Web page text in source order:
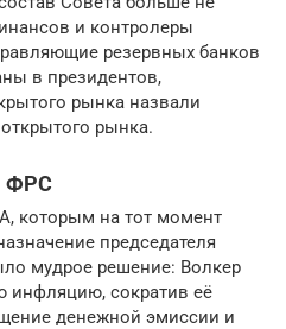
и контролеры
резервных банков
в президентов,
рынка назвали
рынка.
ФРС
которым на тот момент
председателя
мудрое решение: Волкер
инфляцию, сократив её
денежной эмиссии и